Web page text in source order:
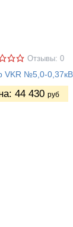
Отзывы: 0
VKR №5,0-
44 430 руб